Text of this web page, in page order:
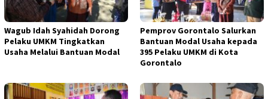
Wagub Idah Syahidah Dorong
Pelaku UMKM Tingkatkan
Usaha Melalui Bantuan Modal
Pemprov Gorontalo Salurkan
Bantuan Modal Usaha kepada
395 Pelaku UMKM di Kota
Gorontalo